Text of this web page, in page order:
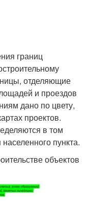
границ
отделяющие
и проездов
дано по цвету,
проектов.
в том
пункта.
объектов